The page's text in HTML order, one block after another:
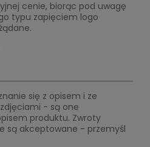
cenie, biorąc pod uwagę
typu zapięciem logo
się z opisem i ze
- są one
produktu. Zwroty
są akceptowane - przemyśl